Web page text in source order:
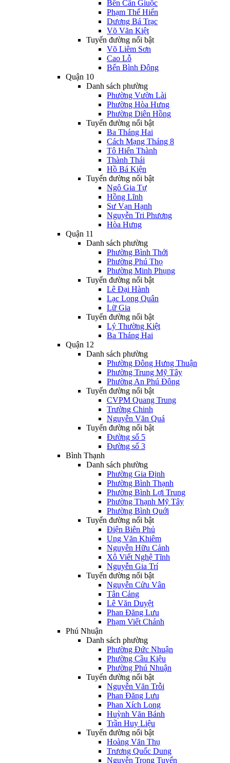
Bến Cần Giuộc
Phạm Thế Hiển
Dương Bá Trạc
Võ Văn Kiệt
Tuyến đường nổi bật
Võ Liêm Sơn
Cao Lỗ
Bến Bình Đông
Quận 10
Danh sách phường
Phường Vườn Lài
Phường Hòa Hưng
Phường Diên Hồng
Tuyến đường nổi bật
Ba Tháng Hai
Cách Mạng Tháng 8
Tô Hiến Thành
Thành Thái
Hồ Bá Kiện
Tuyến đường nổi bật
Ngô Gia Tự
Hồng Lĩnh
Sư Vạn Hạnh
Nguyễn Tri Phương
Hòa Hưng
Quận 11
Danh sách phường
Phường Bình Thới
Phường Phú Thọ
Phường Minh Phụng
Tuyến đường nổi bật
Lê Đại Hành
Lạc Long Quân
Lữ Gia
Tuyến đường nổi bật
Lý Thường Kiệt
Ba Tháng Hai
Quận 12
Danh sách phường
Phường Đông Hưng Thuận
Phường Trung Mỹ Tây
Phường An Phú Đông
Tuyến đường nổi bật
CVPM Quang Trung
Trường Chinh
Nguyễn Văn Quá
Tuyến đường nổi bật
Đường số 5
Đường số 3
Bình Thạnh
Danh sách phường
Phường Gia Định
Phường Bình Thạnh
Phường Bình Lợi Trung
Phường Thạnh Mỹ Tây
Phường Bình Quới
Tuyến đường nổi bật
Điện Biên Phủ
Ung Văn Khiêm
Nguyễn Hữu Cảnh
Xô Viết Nghệ Tĩnh
Nguyễn Gia Trí
Tuyến đường nổi bật
Nguyễn Cửu Vân
Tân Cảng
Lê Văn Duyệt
Phan Đăng Lưu
Phạm Viết Chánh
Phú Nhuận
Danh sách phường
Phường Đức Nhuận
Phường Cầu Kiệu
Phường Phú Nhuận
Tuyến đường nổi bật
Nguyễn Văn Trỗi
Phan Đăng Lưu
Phan Xích Long
Huỳnh Văn Bánh
Trần Huy Liệu
Tuyến đường nổi bật
Hoàng Văn Thụ
Trương Quốc Dung
Nguyễn Trọng Tuyển